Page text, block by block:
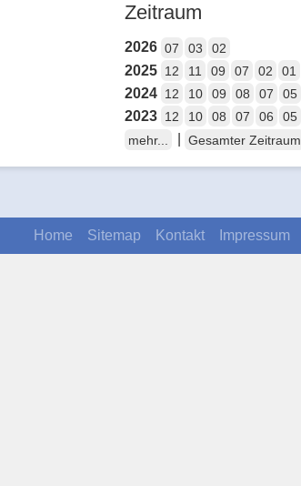
Zeitraum
2026 07 03 02
2025 12 11 09 07 02 01
2024 12 10 09 08 07 05
2023 12 10 08 07 06 05
mehr...
Gesamter Zeitraum
Home Sitemap Kontakt Impressum